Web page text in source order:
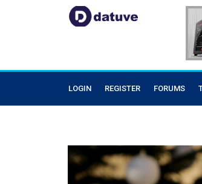
LOGIN REGISTER FORUMS